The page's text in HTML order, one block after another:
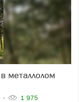
1 975